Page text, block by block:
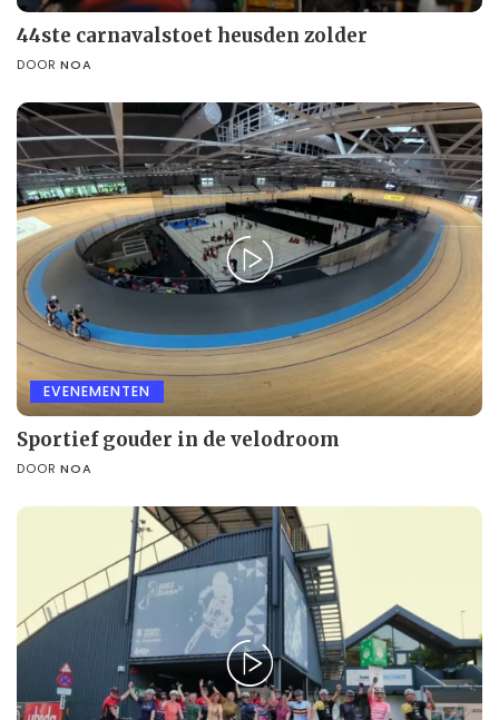
44ste carnavalstoet heusden zolder
DOOR NOA
EVENEMENTEN
Sportief gouder in de velodroom
DOOR NOA